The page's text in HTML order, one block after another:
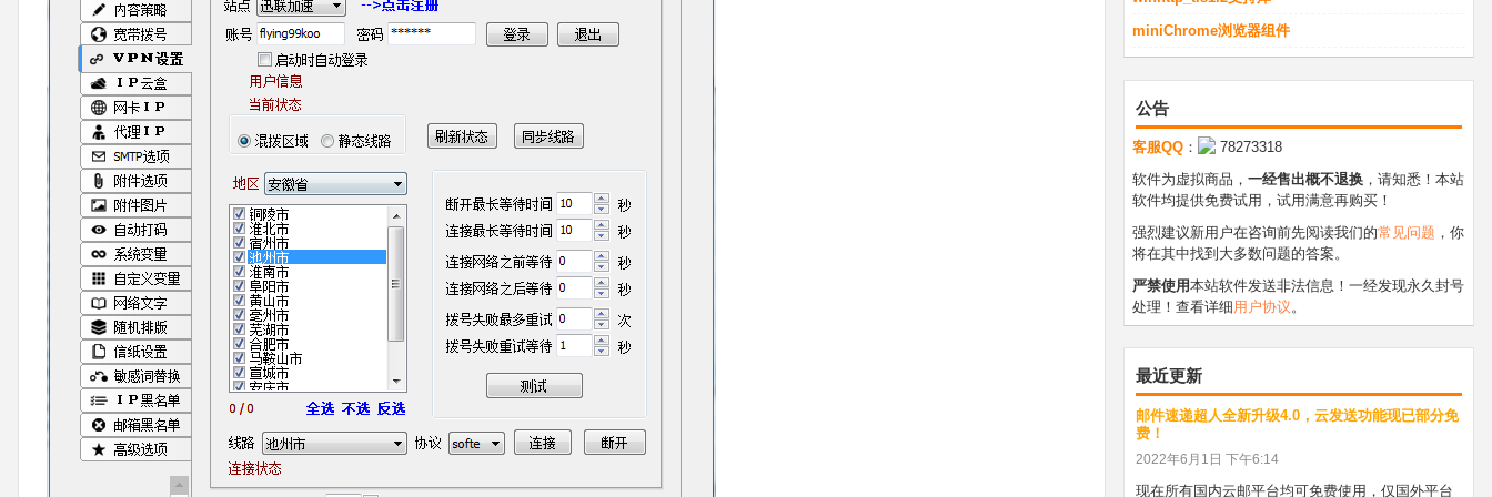
miniChrome浏览器组件
公告
客服QQ ：
78273318
软件为虚拟商品， 一经售出概不退换 ，请知悉！本站
软件均提供免费试用，试用满意再购买！
强烈建议新用户在咨询前先阅读我们的常见问题 ，你
将在其中找到大多数问题的答案。
严禁使用本站软件发送非法信息！一经发现永久封号
处理！查看详细用户协议 。
最近更新
邮件速递超人全新升级4.0，云发送功能现已部分免
费！
2022年6月1日 下午6:14
现在所有国内云邮平台均可免费使用，仅国外平台